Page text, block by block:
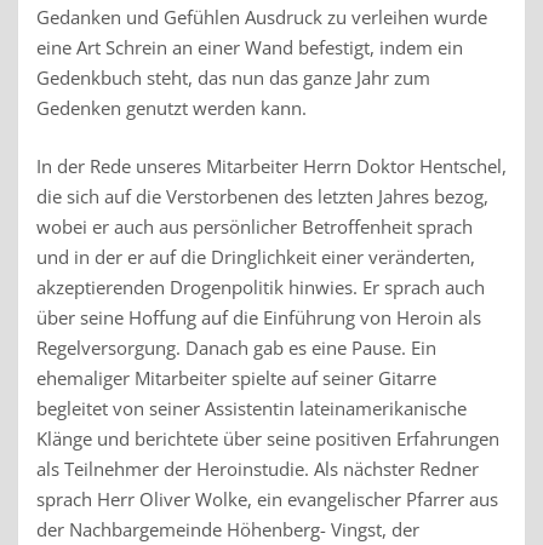
Gedanken und Gefühlen Ausdruck zu verleihen wurde
eine Art Schrein an einer Wand befestigt, indem ein
Gedenkbuch steht, das nun das ganze Jahr zum
Gedenken genutzt werden kann.
In der Rede unseres Mitarbeiter Herrn Doktor Hentschel,
die sich auf die Verstorbenen des letzten Jahres bezog,
wobei er auch aus persönlicher Betroffenheit sprach
und in der er auf die Dringlichkeit einer veränderten,
akzeptierenden Drogenpolitik hinwies. Er sprach auch
über seine Hoffung auf die Einführung von Heroin als
Regelversorgung. Danach gab es eine Pause. Ein
ehemaliger Mitarbeiter spielte auf seiner Gitarre
begleitet von seiner Assistentin lateinamerikanische
Klänge und berichtete über seine positiven Erfahrungen
als Teilnehmer der Heroinstudie. Als nächster Redner
sprach Herr Oliver Wolke, ein evangelischer Pfarrer aus
der Nachbargemeinde Höhenberg- Vingst, der